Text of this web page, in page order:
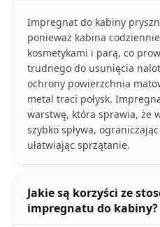
Impregnat do kabiny
ponieważ kabina
kosmetykami i parą, co
trudnego do usunięcia
ochrony powierzchnia
metal traci połysk.
warstwę, która sprawia, że
szybko spływa,
ułatwiając sprzątanie.
Jakie są korzyści ze
impregnatu do kabiny?